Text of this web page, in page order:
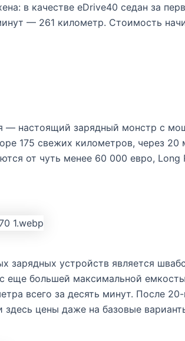
в качестве eDrive40 седан за
— 261 километр. Стоимость
— настоящий зарядный монстр с
175 свежих километров, через
от чуть менее 60 000 евро, Long
зарядных устройств является
еще большей максимальной
всего за десять минут. После
цены даже на базовые